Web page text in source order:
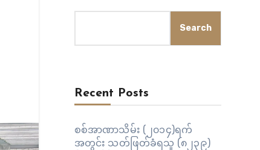
Search
Recent Posts
စစ်အာဏာသိမ်း (၂၀၁၄)ရက်
အတွင်း သတ်ဖြတ်ခံရသူ (၈၂၃၉)